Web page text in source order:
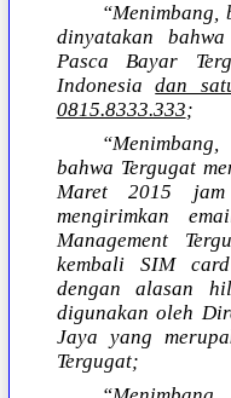
“Menimbang,
dinyatakan
Pasca Bayar
Indonesiadan
0815.8333.333;
bahwa Tergugat
Maret 2015
mengirimkan
Management
kembali SIM
dengan alasan
digunakan oleh
Jaya yang
Tergugat;